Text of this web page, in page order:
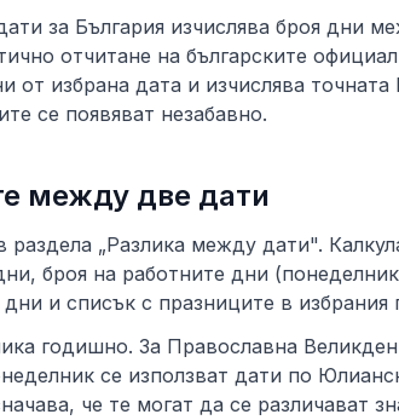
за България изчислява броя дни
отчитане на българските
от избрана дата и изчислява точната
се появяват незабавно.
между две дати
„Разлика между дати".
броя на работните дни
и списък с празниците в избрания
годишно. За Православна
се използват дати по
че те могат да се различават